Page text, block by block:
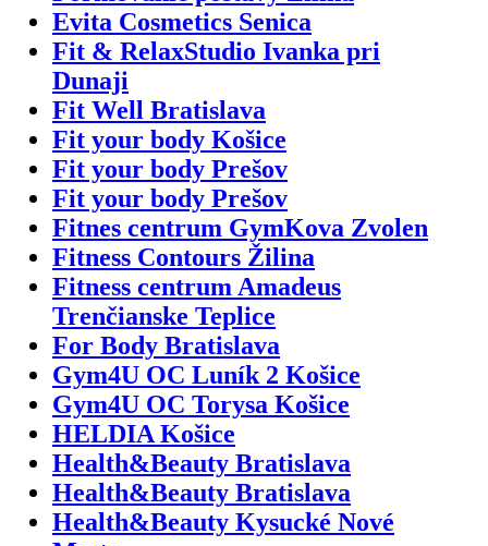
Evita Cosmetics Senica
Fit & RelaxStudio Ivanka pri
Dunaji
Fit Well Bratislava
Fit your body Košice
Fit your body Prešov
Fit your body Prešov
Fitnes centrum GymKova Zvolen
Fitness Contours Žilina
Fitness centrum Amadeus
Trenčianske Teplice
For Body Bratislava
Gym4U OC Luník 2 Košice
Gym4U OC Torysa Košice
HELDIA Košice
Health&Beauty Bratislava
Health&Beauty Bratislava
Health&Beauty Kysucké Nové